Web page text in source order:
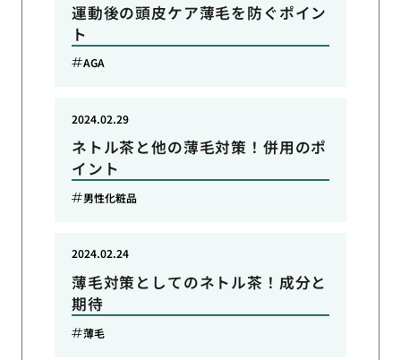
運動後の頭皮ケア薄毛を防ぐポイン
ト
AGA
ネトル茶と他の薄毛対策！併用のポ
イント
2024.02.29
男性化粧品
薄毛対策としてのネトル茶！成分と
期待
2024.02.24
薄毛